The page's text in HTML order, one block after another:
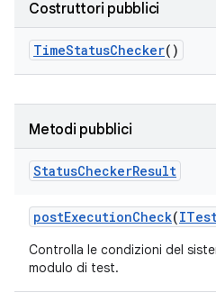
Costruttori pubblici
TimeStatusChecker()
Metodi pubblici
StatusCheckerResult
postExecutionCheck(
Controlla le condizioni del
modulo di test.